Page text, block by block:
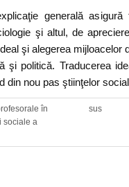
generală
şi altul, de
şi alegerea mijloacelor
şi politică. Traducerea
din nou pas ştiinţelor
în
sociale a
sus